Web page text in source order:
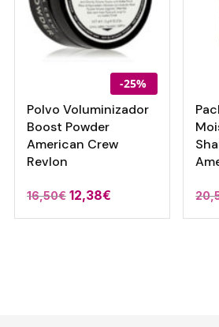
-25%
Polvo Voluminizador
Boost Powder
American Crew
Revlon
16,50€ 12,38€